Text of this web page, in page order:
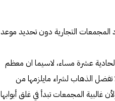
المجمعات التجارية دون تحديد موعد
عشرة مساء، لاسيما ان معظم
تفضل الذهاب لشراء مايلزمها من
غالبية المجمعات تبدأ في غلق أبوابها